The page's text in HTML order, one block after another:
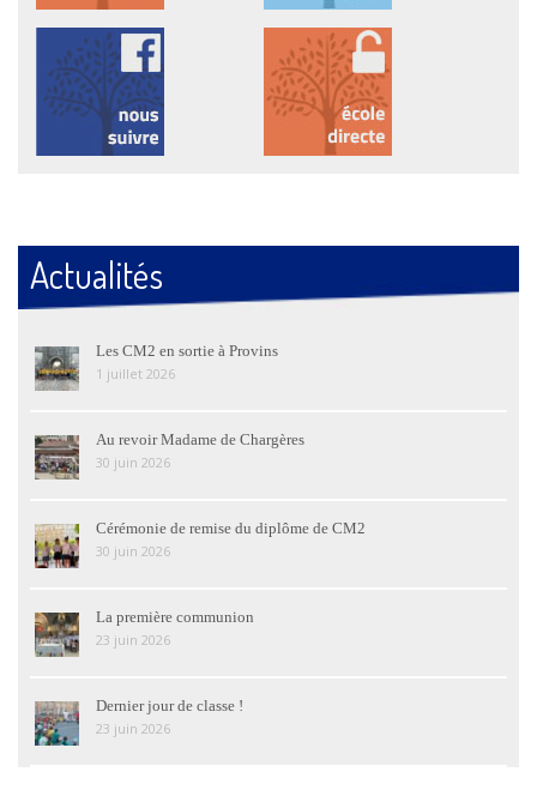
Actualités
Les CM2 en sortie à Provins
1 juillet 2026
Au revoir Madame de Chargères
30 juin 2026
Cérémonie de remise du diplôme de CM2
30 juin 2026
La première communion
23 juin 2026
Dernier jour de classe !
23 juin 2026